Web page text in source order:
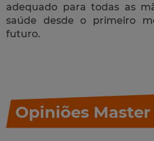
adequado para todas as
saúde desde o primeiro
futuro.
Opiniões Master